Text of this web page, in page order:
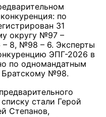
по
31
округу №97 –
8, №98 – 6. Эксперты
ЭПГ-2026 в
по одномандатным
№98.
стали Герой
Степанов,